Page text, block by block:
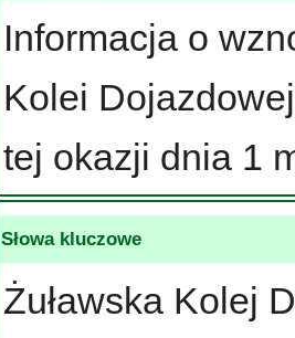
Informacja o
Kolei
tej okazji dnia 1
Słowa kluczowe
Żuławska Kolej